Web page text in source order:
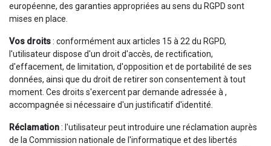
européenne, des garanties appropriées au sens du RGPD sont
mises en place.
Vos droits: conformément aux articles 15 à 22 du RGPD,
l'utilisateur dispose d'un droit d'accès, de rectification,
d'effacement, de limitation, d'opposition et de portabilité de ses
données, ainsi que du droit de retirer son consentement à tout
moment. Ces droits s'exercent par demande adressée à ,
accompagnée si nécessaire d'un justificatif d'identité.
Réclamation: l'utilisateur peut introduire une réclamation auprès
de la Commission nationale de l'informatique et des libertés